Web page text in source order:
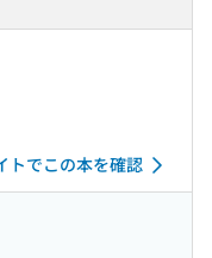
トでこの本を確認